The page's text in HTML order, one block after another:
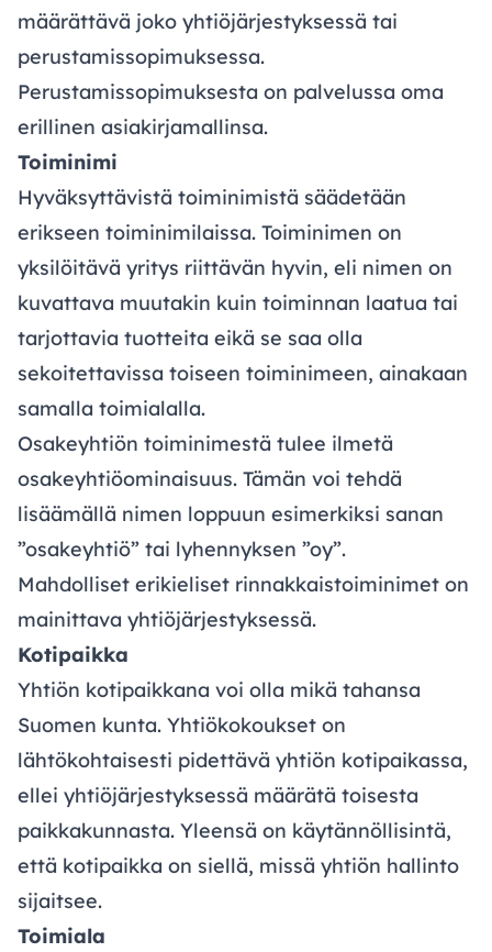
määrättävä joko yhtiöjärjestyksessä tai
perustamissopimuksessa.
Perustamissopimuksesta on palvelussa oma
erillinen asiakirjamallinsa.
Toiminimi
Hyväksyttävistä toiminimistä säädetään
erikseen toiminimilaissa. Toiminimen on
yksilöitävä yritys riittävän hyvin, eli nimen on
kuvattava muutakin kuin toiminnan laatua tai
tarjottavia tuotteita eikä se saa olla
sekoitettavissa toiseen toiminimeen, ainakaan
samalla toimialalla.
Osakeyhtiön toiminimestä tulee ilmetä
osakeyhtiöominaisuus. Tämän voi tehdä
lisäämällä nimen loppuun esimerkiksi sanan
”osakeyhtiö” tai lyhennyksen ”oy”.
Mahdolliset erikieliset rinnakkaistoiminimet on
mainittava yhtiöjärjestyksessä.
Kotipaikka
Yhtiön kotipaikkana voi olla mikä tahansa
Suomen kunta. Yhtiökokoukset on
lähtökohtaisesti pidettävä yhtiön kotipaikassa,
ellei yhtiöjärjestyksessä määrätä toisesta
paikkakunnasta. Yleensä on käytännöllisintä,
että kotipaikka on siellä, missä yhtiön hallinto
sijaitsee.
Toimiala